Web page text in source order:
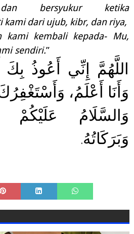
dan bersyukur
ketika
kami dari ujub, kibr, dan riya,
kami kembali
kepada- Mu,
sendiri.”
اللَّهُمَّ إِنِّي أَعُوذُ
وَأَنَا أَعْلَمُ،
وَالسَّلَامُ عَلَيْكُمْ
وَبَرَكَاتُهُ.